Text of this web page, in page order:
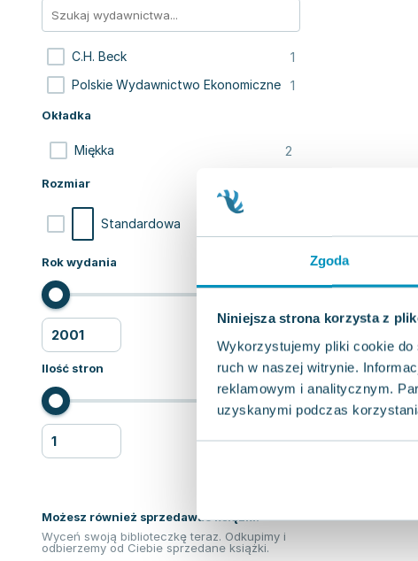
Zgoda
Niniejsza strona korzysta z
Wykorzystujemy pliki cookie do
ruch w naszej witrynie.
reklamowym i analitycznym.
uzyskanymi podczas
C.H. Beck 1
Polskie Wydawnictwo Ekonomiczne 1
Okładka
Miękka 2
Rozmiar
Standardowa
Rok wydania
Ilość stron
Możesz również sprzedawać ksiązki!
Wyceń swoją biblioteczkę teraz. Odkupimy i
odbierzemy od Ciebie sprzedane książki.